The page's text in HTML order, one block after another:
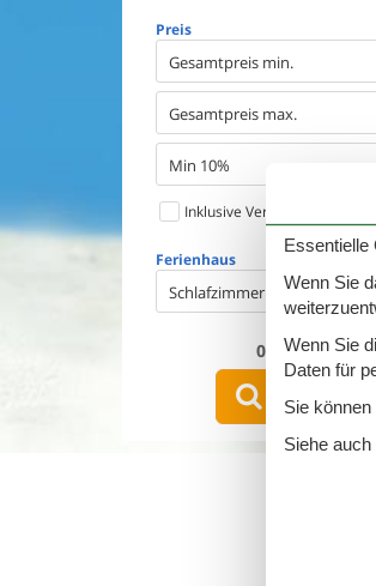
Preis
Gesamtpreis min.
Gesamtpreis max.
Min 10%
Inklusive Verbrauch
Ferienhaus
Schlafzimmer
0 Objekte
Suchen
Essentielle
Wenn Sie
Wenn Sie
Daten für
Sie
Siehe